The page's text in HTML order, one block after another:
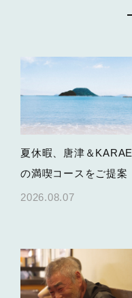
夏休暇、唐津＆KARAE
の満喫コースをご提案
2026.08.07